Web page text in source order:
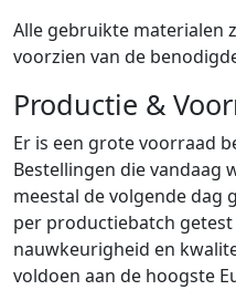
Alle gebruikte materialen
voorzien van de
Productie &
Er is een grote voorraad
Bestellingen die vandaag
meestal de volgende dag
per productiebatch
nauwkeurigheid en
voldoen aan de hoogste